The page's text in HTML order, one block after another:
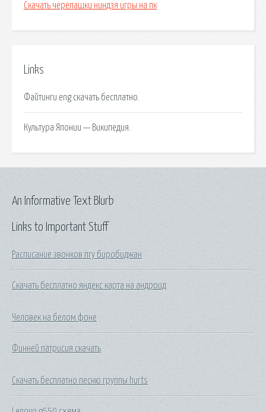
Скачать черепашки ниндзя игры на пк
Links
Файтинги eng скачать бесплатно.
Культура Японии — Википедия.
Links to Important Stuff
Расписание звонков пгу биробиджан
Скачать бесплатно яндекс карта на андроид
Человек на белом фоне
Финней патрисия скачать
Скачать бесплатно песню группы hurts
An Informative Text Blurb